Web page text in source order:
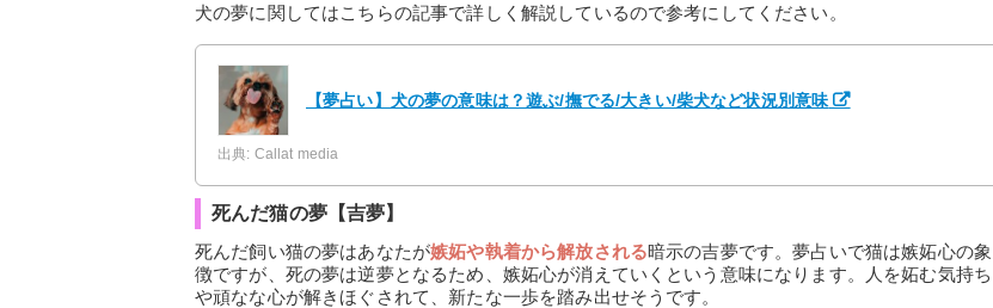
犬の夢に関してはこちらの記事で詳しく解説しているので参考にしてください。
【夢占い】犬の夢の意味は？遊ぶ/撫でる/大きい/柴犬など状況別意味
出典: Callat media
死んだ猫の夢【吉夢】
死んだ飼い猫の夢はあなたが嫉妬や執着から解放される暗示の吉夢です。夢占いで猫は嫉妬心の象
徴ですが、死の夢は逆夢となるため、嫉妬心が消えていくという意味になります。人を妬む気持ち
や頑なな心が解きほぐされて、新たな一歩を踏み出せそうです。